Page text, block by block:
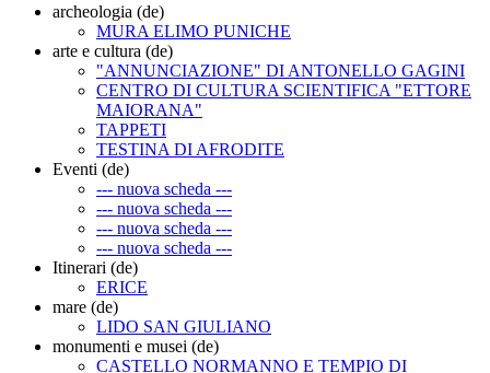
archeologia (de)
MURA ELIMO PUNICHE
arte e cultura (de)
"ANNUNCIAZIONE" DI ANTONELLO GAGINI
CENTRO DI CULTURA SCIENTIFICA "ETTORE
MAIORANA"
TAPPETI
TESTINA DI AFRODITE
Eventi (de)
--- nuova scheda ---
--- nuova scheda ---
--- nuova scheda ---
--- nuova scheda ---
Itinerari (de)
ERICE
mare (de)
LIDO SAN GIULIANO
monumenti e musei (de)
CASTELLO NORMANNO E TEMPIO DI